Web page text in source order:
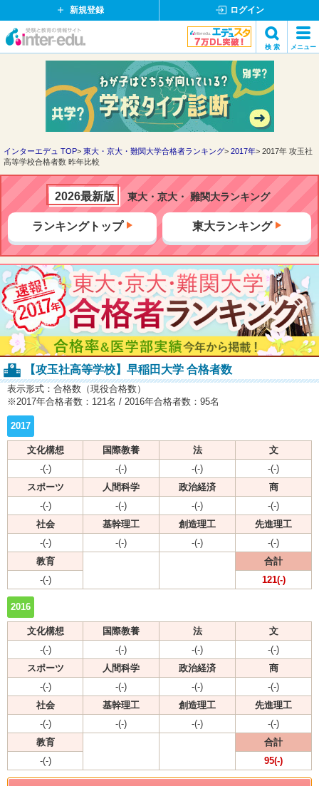
新規登録 ログイン
イ
ド
ッ
ト
検 索 メニュー
検索
インターエデュ TOP 東大・京大・難関大学合格者ランキング 2017年
2017年 攻玉社
高等学校合格者数 昨年比較
2026最新版 東大・京大・ 難関大ランキング
ランキングトップ 東大ランキング
【攻玉社高等学校】早稲田大学 合格者数
表示形式：合格数（現役合格数）
※2017年合格者数：121名 / 2016年合格者数：95名
2017
文化構想 国際教養 法
文
-(-)
-(-) -(-)
-(-)
スポーツ
人間科学 政治経済
商
-(-)
-(-) -(-)
-(-)
社会
基幹理工 創造理工
先進理工
-(-)
-(-) -(-)
-(-)
教育
合計
-(-)
121(-)
2016
文化構想 国際教養 法
文
-(-)
-(-) -(-)
-(-)
スポーツ
人間科学 政治経済
商
-(-)
-(-) -(-)
-(-)
社会
基幹理工 創造理工
先進理工
-(-)
-(-) -(-)
-(-)
教育
合計
-(-)
95(-)